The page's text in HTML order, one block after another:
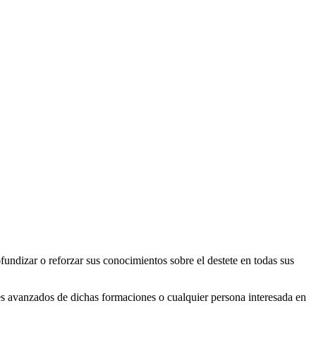
o reforzar sus conocimientos sobre el destete en todas sus
de dichas formaciones o cualquier persona interesada en